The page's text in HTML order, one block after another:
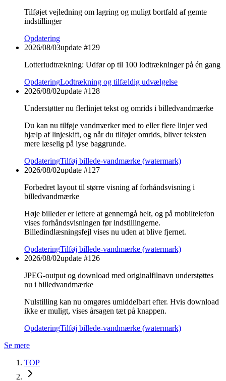
Tilføjet vejledning om lagring og muligt bortfald af gemte
indstillinger
Opdatering
2026/08/03update #129
Lotteriudtrækning: Udfør op til 100 lodtrækninger på én gang
OpdateringLodtrækning og tilfældig udvælgelse
2026/08/02update #128
Understøtter nu flerlinjet tekst og omrids i billedvandmærke
Du kan nu tilføje vandmærker med to eller flere linjer ved
hjælp af linjeskift, og når du tilføjer omrids, bliver teksten
mere læselig på lyse baggrunde.
OpdateringTilføj billede-vandmærke (watermark)
2026/08/02update #127
Forbedret layout til større visning af forhåndsvisning i
billedvandmærke
Høje billeder er lettere at gennemgå helt, og på mobiltelefon
vises forhåndsvisningen før indstillingerne.
Billedindlæsningsfejl vises nu uden at blive fjernet.
OpdateringTilføj billede-vandmærke (watermark)
2026/08/02update #126
JPEG-output og download med originalfilnavn understøttes
nu i billedvandmærke
Nulstilling kan nu omgøres umiddelbart efter. Hvis download
ikke er muligt, vises årsagen tæt på knappen.
OpdateringTilføj billede-vandmærke (watermark)
Se mere
TOP